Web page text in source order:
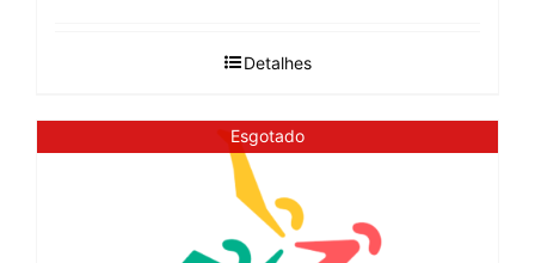
Detalhes
Esgotado